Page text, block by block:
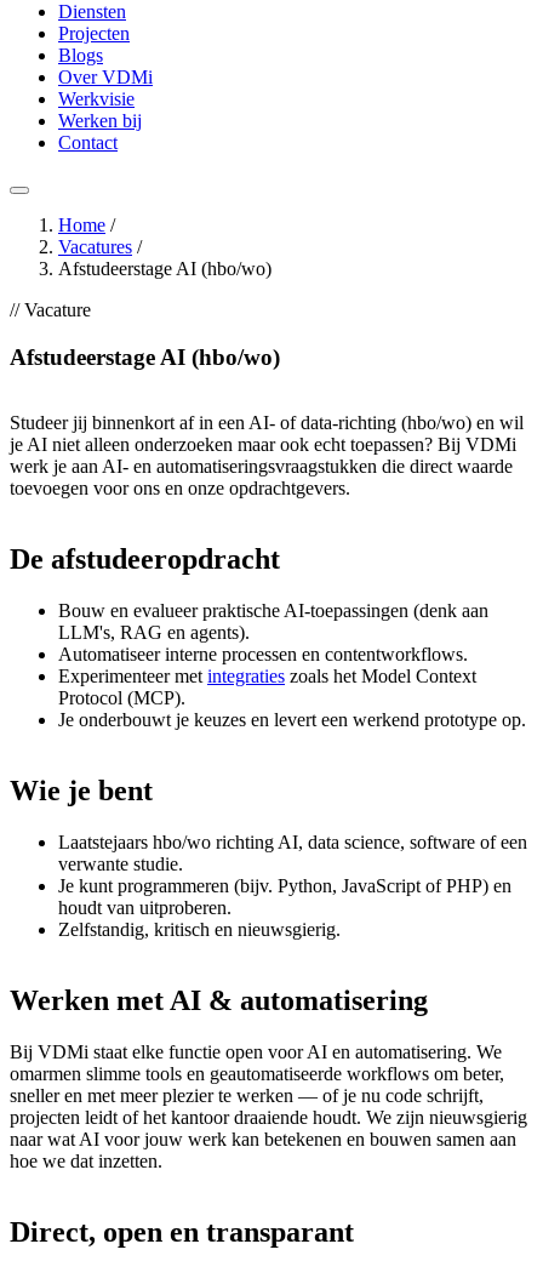
Diensten
Projecten
Blogs
Over VDMi
Werkvisie
Werken bij
Contact
Home /
Vacatures /
Afstudeerstage AI (hbo/wo)
// Vacature
Afstudeerstage AI (hbo/wo)
Studeer jij binnenkort af in een AI- of data-richting (hbo/wo) en wil
je AI niet alleen onderzoeken maar ook echt toepassen? Bij VDMi
werk je aan AI- en automatiseringsvraagstukken die direct waarde
toevoegen voor ons en onze opdrachtgevers.
De afstudeeropdracht
Bouw en evalueer praktische AI-toepassingen (denk aan
LLM's, RAG en agents).
Automatiseer interne processen en contentworkflows.
Experimenteer met integraties zoals het Model Context
Protocol (MCP).
Je onderbouwt je keuzes en levert een werkend prototype op.
Wie je bent
Laatstejaars hbo/wo richting AI, data science, software of een
verwante studie.
Je kunt programmeren (bijv. Python, JavaScript of PHP) en
houdt van uitproberen.
Zelfstandig, kritisch en nieuwsgierig.
Werken met AI & automatisering
Bij VDMi staat elke functie open voor AI en automatisering. We
omarmen slimme tools en geautomatiseerde workflows om beter,
sneller en met meer plezier te werken — of je nu code schrijft,
projecten leidt of het kantoor draaiende houdt. We zijn nieuwsgierig
naar wat AI voor jouw werk kan betekenen en bouwen samen aan
hoe we dat inzetten.
Direct, open en transparant